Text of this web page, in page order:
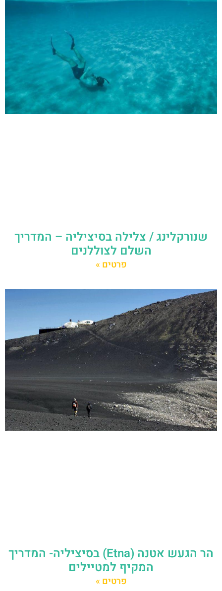
שנורקלינג / צלילה בסיציליה – המדריך
השלם לצוללנים
פרטים »
הר הגעש אטנה (Etna) בסיציליה- המדריך
המקיף למטיילים
פרטים »